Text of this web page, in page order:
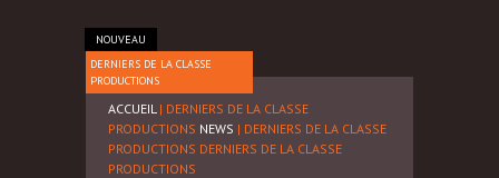
NOUVEAU
DERNIERS DE LA CLASSE
PRODUCTIONS
ACCUEIL | DERNIERS DE LA CLASSE
PRODUCTIONS NEWS | DERNIERS DE LA CLASSE
PRODUCTIONS DERNIERS DE LA CLASSE
PRODUCTIONS